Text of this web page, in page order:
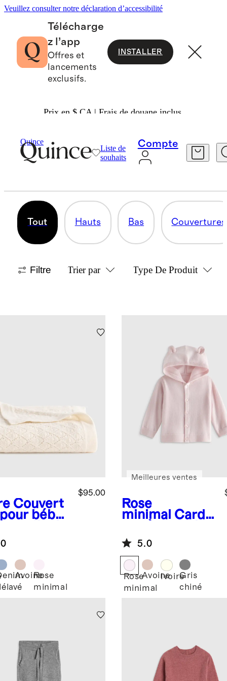
Veuillez consulter notre déclaration d’accessibilité
Télécharge
z l’app
Offres et
lancements
exclusifs.
INSTALLER
Prix en $ CA | Frais de douane inclus.
Quince
Liste de
souhaits
Compte
Cachemire
CACHEMIRE POUR BÉBÉ FILLE
Tout Hauts Bas Couvertures
Filtre Trier par Type De Produit
Couvert
bébé
de
$95.00
AvoineRose
minimal
Rose
minimal Cardi
en cachemire
lavable
Meilleures ventes
5.0
Rose
minimal
AvoineIvoireGris
chiné